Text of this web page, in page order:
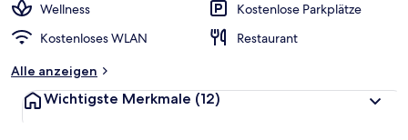
Wellness
Kostenlose Parkplätze
Kostenloses WLAN
Restaurant
Alle anzeigen
Wichtigste Merkmale (12)